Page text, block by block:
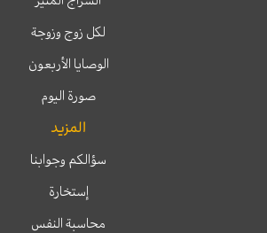
لكل زوج وزوجة
الوصايا الأربعون
صورة اليوم
المزيد
سؤالكم وجوابنا
إستخارة
محاسبة النفس